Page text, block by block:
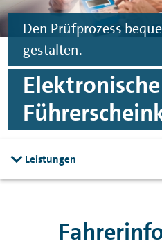
Den Prüfprozess
gestalten.
Elektronische
Leistungen